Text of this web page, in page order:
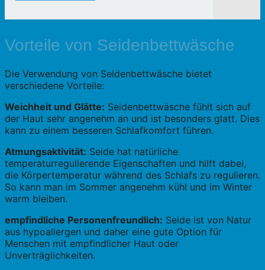
Vorteile von Seidenbettwäsche
Die Verwendung von Seidenbettwäsche bietet
verschiedene Vorteile:
Weichheit und Glätte: Seidenbettwäsche fühlt sich auf
der Haut sehr angenehm an und ist besonders glatt. Dies
kann zu einem besseren Schlafkomfort führen.
Atmungsaktivität: Seide hat natürliche
temperaturregulierende Eigenschaften und hilft dabei,
die Körpertemperatur während des Schlafs zu regulieren.
So kann man im Sommer angenehm kühl und im Winter
warm bleiben.
empfindliche Personenfreundlich: Seide ist von Natur
aus hypoallergen und daher eine gute Option für
Menschen mit empfindlicher Haut oder
Unverträglichkeiten.